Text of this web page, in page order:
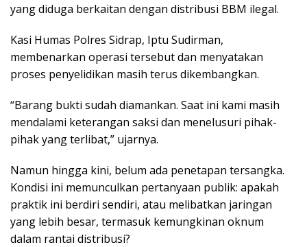
yang diduga berkaitan dengan distribusi BBM ilegal.
Kasi Humas Polres Sidrap, Iptu Sudirman,
membenarkan operasi tersebut dan menyatakan
proses penyelidikan masih terus dikembangkan.
“Barang bukti sudah diamankan. Saat ini kami masih
mendalami keterangan saksi dan menelusuri pihak-
pihak yang terlibat,” ujarnya.
Namun hingga kini, belum ada penetapan tersangka.
Kondisi ini memunculkan pertanyaan publik: apakah
praktik ini berdiri sendiri, atau melibatkan jaringan
yang lebih besar, termasuk kemungkinan oknum
dalam rantai distribusi?